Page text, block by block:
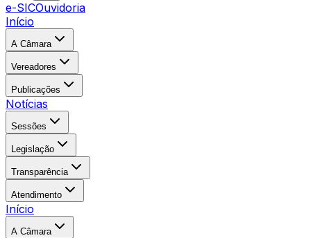
e-SICOuvidoria
Início
A Câmara
Vereadores
Publicações
Notícias
Sessões
Legislação
Transparência
Atendimento
Início
A Câmara